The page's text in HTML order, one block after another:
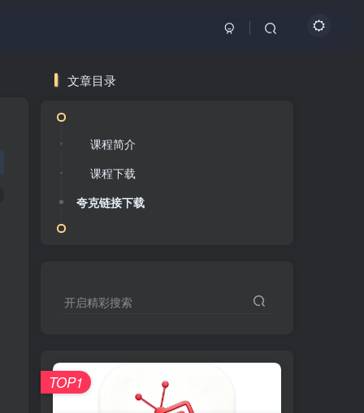
文章目录
课程简介
课程下载
夸克链接下载
开启精彩搜索
TOP1